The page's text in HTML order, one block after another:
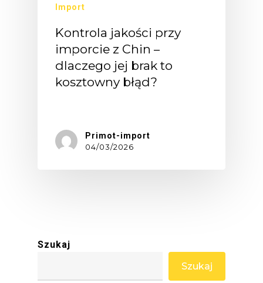
Import
Kontrola jakości przy
imporcie z Chin –
dlaczego jej brak to
kosztowny błąd?
Primot-import
04/03/2026
Szukaj
Szukaj